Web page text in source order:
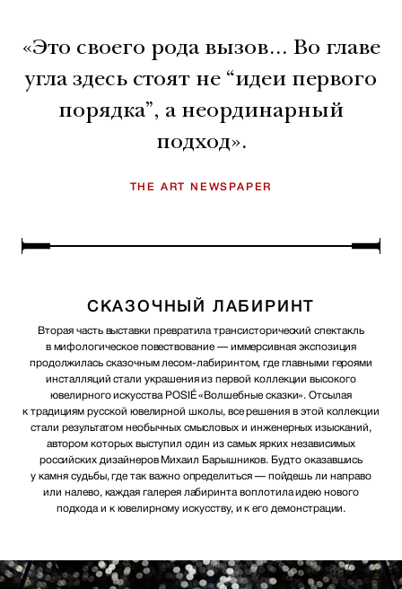
«Это своего рода вызов… Во главе
угла здесь стоят не “идеи первого
порядка”, а неординарный
подход».
THE ART NEWSPAPER
СКАЗОЧНЫЙ ЛАБИРИНТ
Вторая часть выставки превратила трансисторический спектакль
в мифологическое повествование — иммерсивная экспозиция
продолжилась сказочным лесом-лабиринтом, где главными героями
инсталляций стали украшения из первой коллекции высокого
ювелирного искусства POSIÉ «Волшебные сказки». Отсылая
к традициям русской ювелирной школы, все решения в этой коллекции
стали результатом необычных смысловых и инженерных изысканий,
автором которых выступил один из самых ярких независимых
российских дизайнеров Михаил Барышников. Будто оказавшись
у камня судьбы, где так важно определиться — пойдешь ли направо
или налево, каждая галерея лабиринта воплотила идею нового
подхода и к ювелирному искусству, и к его демонстрации.